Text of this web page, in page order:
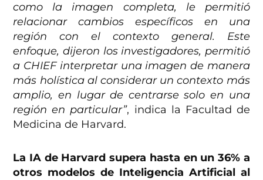
como la imagen completa, le permitió
relacionar cambios específicos en una
región con el contexto general. Este
enfoque, dijeron los investigadores, permitió
a CHIEF interpretar una imagen de manera
más holística al considerar un contexto más
amplio, en lugar de centrarse solo en una
región en particular”, indica la Facultad de
Medicina de Harvard.
La IA de Harvard supera hasta en un 36% a
otros modelos de Inteligencia Artificial al